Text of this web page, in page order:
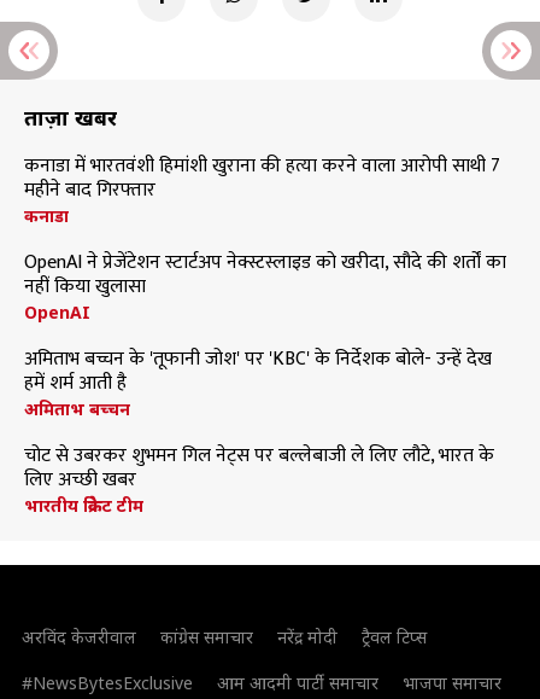
ताज़ा खबरें
कनाडा में भारतवंशी हिमांशी खुराना की हत्या करने वाला आरोपी साथी 7
महीने बाद गिरफ्तार
कनाडा
OpenAI ने प्रेजेंटेशन स्टार्टअप नेक्स्टस्लाइड को खरीदा, सौदे की शर्तों का
नहीं किया खुलासा
OpenAI
अमिताभ बच्चन के 'तूफानी जोश' पर 'KBC' के निर्देशक बोले- उन्हें देख
हमें शर्म आती है
अमिताभ बच्चन
चोट से उबरकर शुभमन गिल नेट्स पर बल्लेबाजी ले लिए लौटे, भारत के
लिए अच्छी खबर
भारतीय क्रिकेट टीम
अरविंद केजरीवाल कांग्रेस समाचार नरेंद्र मोदी
ट्रैवल टिप्स
#NewsBytesExclusive
आम आदमी पार्टी समाचार भाजपा समाचार